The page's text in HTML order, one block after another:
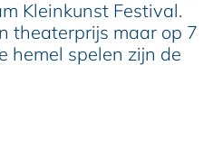
Kleinkunst Festival.
theaterprijs maar op 7
hemel spelen zijn de